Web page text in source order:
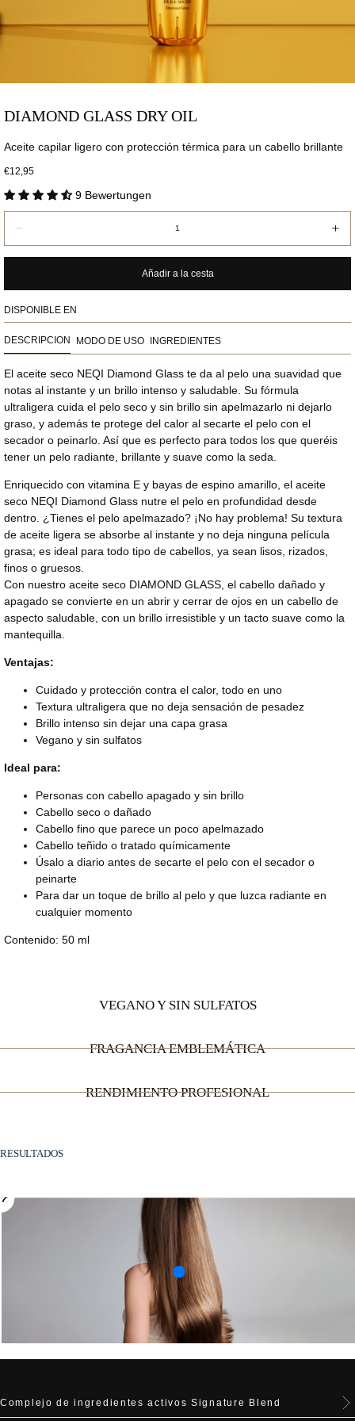
Media
en
ventana
DIAMOND GLASS DRY OIL
Aceite capilar ligero con protección térmica para un cabello brillante
Precio
€12,95
9 Bewertungen
Añadir a la cesta
DISPONIBLE EN
DESCRIPCIÓN MODO DE USO INGREDIENTES
El aceite seco NEQI Diamond Glass te da al pelo una suavidad que
notas al instante y un brillo intenso y saludable. Su fórmula
ultraligera cuida el pelo seco y sin brillo sin apelmazarlo ni dejarlo
graso, y además te protege del calor al secarte el pelo con el
secador o peinarlo. Así que es perfecto para todos los que queréis
tener un pelo radiante, brillante y suave como la seda.
Enriquecido con vitamina E y bayas de espino amarillo, el aceite
seco NEQI Diamond Glass nutre el pelo en profundidad desde
dentro. ¿Tienes el pelo apelmazado? ¡No hay problema! Su textura
de aceite ligera se absorbe al instante y no deja ninguna película
grasa; es ideal para todo tipo de cabellos, ya sean lisos, rizados,
finos o gruesos.
Con nuestro aceite seco DIAMOND GLASS, el cabello dañado y
apagado se convierte en un abrir y cerrar de ojos en un cabello de
aspecto saludable, con un brillo irresistible y un tacto suave como la
mantequilla.
Ventajas:
Cuidado y protección contra el calor, todo en uno
Textura ultraligera que no deja sensación de pesadez
Brillo intenso sin dejar una capa grasa
Vegano y sin sulfatos
Ideal para:
Personas con cabello apagado y sin brillo
Cabello seco o dañado
Cabello fino que parece un poco apelmazado
Cabello teñido o tratado químicamente
Úsalo a diario antes de secarte el pelo con el secador o
peinarte
Para dar un toque de brillo al pelo y que luzca radiante en
cualquier momento
Contenido: 50 ml
VEGANO Y SIN SULFATOS
FRAGANCIA EMBLEMÁTICA
RENDIMIENTO PROFESIONAL
RESULTADOS
Complejo de ingredientes activos Signature Blend